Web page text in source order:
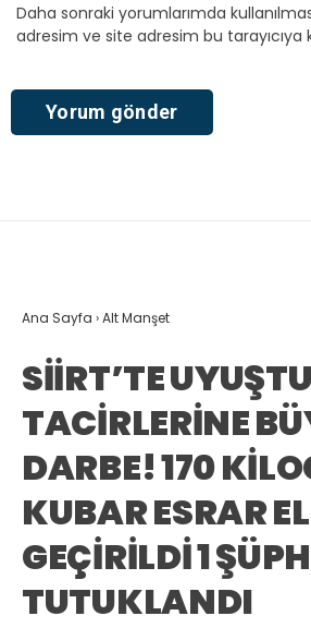
Daha sonraki yorumlarımda
adresim ve site adresim bu tarayıcıya
Ana Sayfa ›Alt Manşet
SİİRT’TE
TACİRLERİNE
DARBE! 170
KUBAR ESRAR
GEÇİRİLDİ 1
TUTUKLANDI